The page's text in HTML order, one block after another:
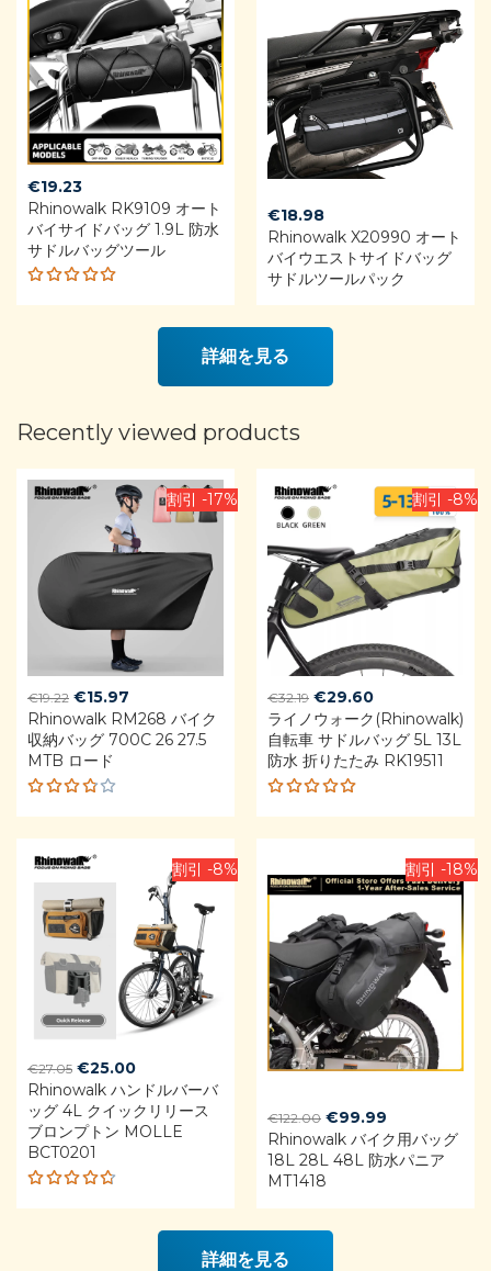
€19.23
Rhinowalk RK9109 オート
バイサイドバッグ 1.9L 防水
サドルバッグツール
Rated
€18.98
Rhinowalk X20990 オート
バイウエストサイドバッグ
サドルツールパック
詳細を見る
Recently viewed products
割引 -17%
€19.22 Original
price
was:
€19.22.
€15.97
price
is:
Rhinowalk RM268 バイク
収納バッグ 700C 26 27.5
MTB ロード
Rated
3.75
out of
5
割引 -8%
€32.19 Original
price
was:
€32.19.
€29.60Current
price
is:
€29.60.
ライノウォーク(Rhinowalk)
自転車 サドルバッグ 5L 13L
防水 折りたたみ RK19511
Rated
4.92out
割引 -8%
€27.05 Original
price
was:
€27.05.
€25.00Current
price
is:
€25.00.
Rhinowalk ハンドルバーバ
ッグ 4L クイックリリース
ブロンプトン MOLLE
BCT0201
Rated
割引 -18%
€122.00 Original
price
was:
€122.00.
€99.99
price
is:
Rhinowalk バイク用バッグ
18L 28L 48L 防水パニア
MT1418
詳細を見る